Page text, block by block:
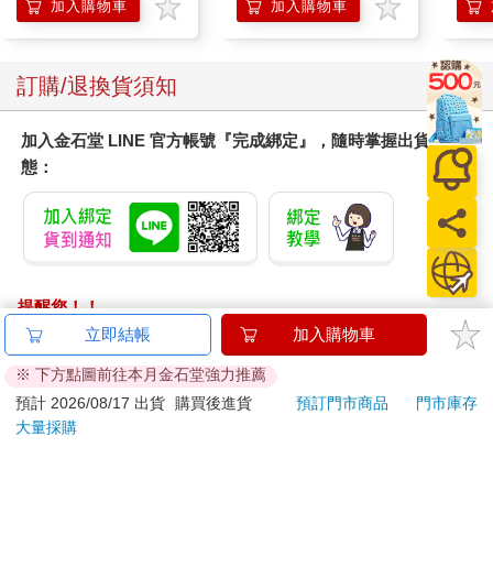
加入購物車 加入購物車
訂購/退換貨須知
加入金石堂 LINE 官方帳號『完成綁定』，隨時掌握出貨動
態：
提醒您！！
金石堂及銀行均不會請您操作ATM! 如接獲電話要求您前往
ATM提款機，請不要聽從指示，以免受騙上當！
退換貨須知：
**提醒您，鑑賞期不等於試用期，退回商品須為全新狀態**
立即結帳 加入購物車
※ 下方點圖前往本月金石堂強力推薦
預計 2026/08/17 出貨
購買後進貨 預訂門市商品
門市庫存
大量採購